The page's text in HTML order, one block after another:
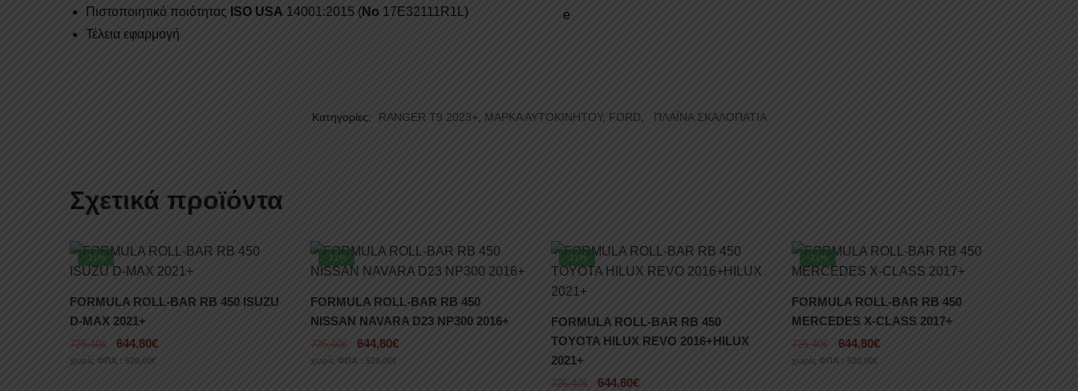
Πιστοποιητικό ποιότητας ISO USA 14001:2015 (No 17E32111R1L)
Τέλεια εφαρμογή
Κατηγορίες: RANGER T9 2023+, ΜΑΡΚΑ ΑΥΤΟΚΙΝΗΤΟΥ, FORD ΠΛΑΪΝΑ ΣΚΑΛΟΠΑΤΙΑ
Σχετικά προϊόντα
-11%
FORMULA ROLL-BAR RB 450 ISUZU
D-MAX 2021+
725,40€ 644,80€
χωρίς ΦΠΑ : 520,00€
-11%
FORMULA ROLL-BAR RB 450
NISSAN NAVARA D23 NP300 2016+
725,40€ 644,80€
χωρίς ΦΠΑ : 520,00€
-11%
FORMULA ROLL-BAR RB 450
TOYOTA HILUX REVO 2016+HILUX
2021+
725,40€ 644,80€
-11%
FORMULA ROLL-BAR RB 450
MERCEDES X-CLASS 2017+
725,40€ 644,80€
χωρίς ΦΠΑ : 520,00€